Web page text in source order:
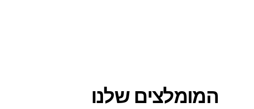
המומלצים שלנו